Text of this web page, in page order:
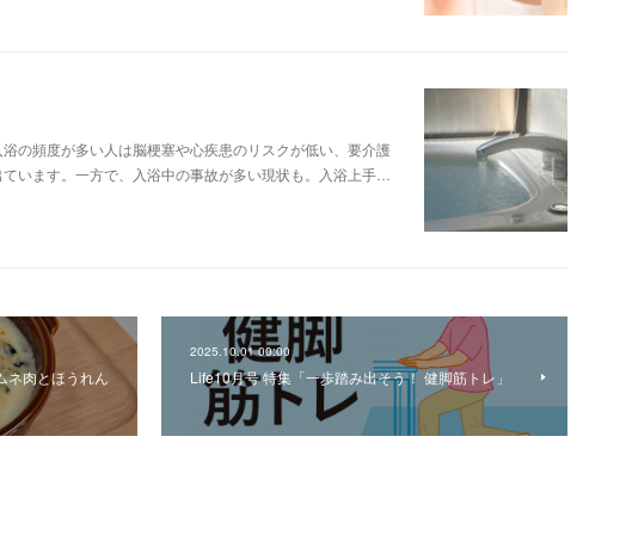
の頻度が多い人は脳梗塞や心疾患のリスクが低い、要介護
います。一方で、入浴中の事故が多い現状も。入浴上手…
ネ肉とほうれん
2025.10.01 00:00
Life10月号 特集「一歩踏み出そう！ 健脚筋トレ」